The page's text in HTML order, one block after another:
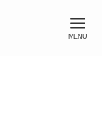
MENU